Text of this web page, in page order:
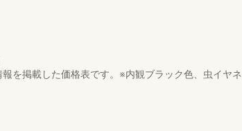
を掲載した価格表です。※内観ブラック色、虫イヤネ